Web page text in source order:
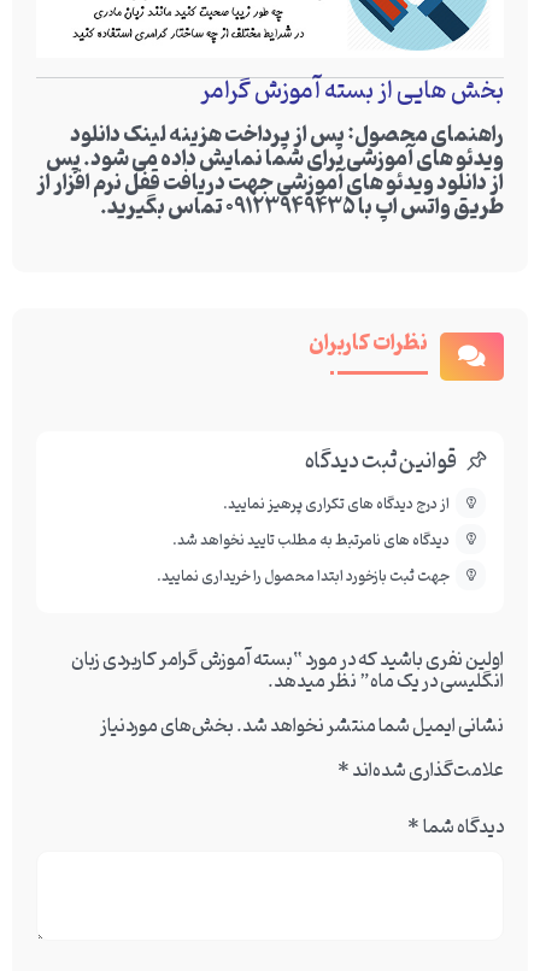
بخش هایی از بسته آموزش گرامر
راهنمای محصول: پس از پرداخت هزینه لینک دانلود
ویدئو های آموزشی برای شما نمایش داده می شود. پس
از دانلود ویدئو های آموزشی جهت دریافت قفل نرم افزار از
طریق واتس اپ با 09123949435 تماس بگیرید.
نظرات کاربران
قوانین ثبت دیدگاه
از درج دیدگاه های تکراری پرهیز نمایید.
دیدگاه های نامرتبط به مطلب تایید نخواهد شد.
جهت ثبت بازخورد ابتدا محصول را خریداری نمایید.
اولین نفری باشید که در مورد “بسته آموزش گرامر کاربردی زبان
انگلیسی در یک ماه” نظر میدهد.
نشانی ایمیل شما منتشر نخواهد شد.بخش‌های موردنیاز
علامت‌گذاری شده‌اند*
دیدگاه شما*